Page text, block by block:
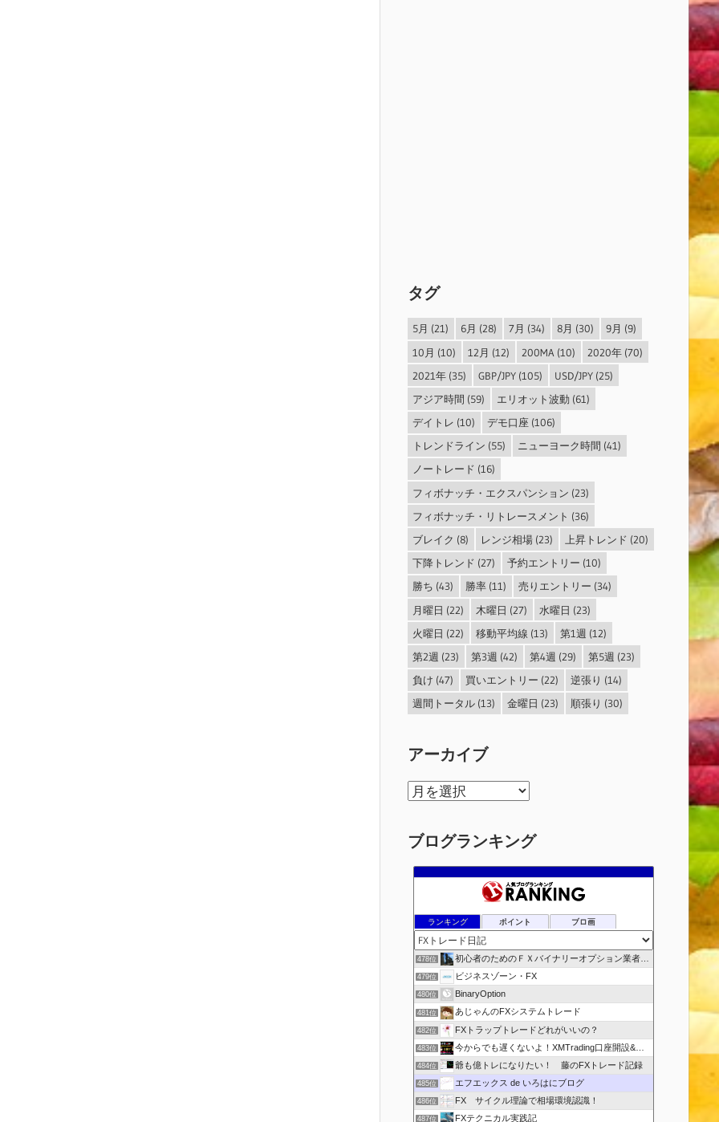
タグ
5月 (21) 6月 (28) 7月 (34) 8月 (30) 9月 (9)
10月 (10) 12月 (12) 200MA (10) 2020年 (70)
2021年 (35) GBP/JPY (105) USD/JPY (25)
アジア時間 (59) エリオット波動 (61)
デイトレ (10) デモ口座 (106)
トレンドライン (55) ニューヨーク時間 (41)
ノートレード (16)
フィボナッチ・エクスパンション (23)
フィボナッチ・リトレースメント (36)
ブレイク (8) レンジ相場 (23) 上昇トレンド (20)
下降トレンド (27) 予約エントリー (10)
勝ち (43) 勝率 (11) 売りエントリー (34)
月曜日 (22) 木曜日 (27) 水曜日 (23)
火曜日 (22) 移動平均線 (13) 第1週 (12)
第2週 (23) 第3週 (42) 第4週 (29) 第5週 (23)
負け (47) 買いエントリー (22) 逆張り (14)
週間トータル (13) 金曜日 (23) 順張り (30)
アーカイブ
ア
カ
ブ
ブログランキング
ランキング ポイント ブロ画
478位 初心者のためのＦＸバイナリーオプション業者比較.com
479位 ビジネスゾーン・FX
480位 BinaryOption
481位 あじゃんのFXシステムトレード
482位 FXトラップトレードどれがいいの？
483位 今からでも遅くないよ！XMTrading口座開設&攻略ブログ
484位 爺も億トレになりたい！ 藤のFXトレード記録
485位 エフエックス de いろはにブログ
486位 FX サイクル理論で相場環境認識！
487位 FXテクニカル実践記